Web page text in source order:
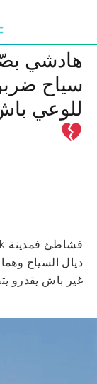
هادشي
سياح
للوعي
ديال السياح
غير باش يقدرو